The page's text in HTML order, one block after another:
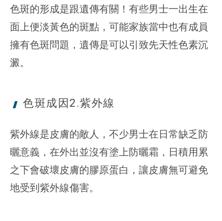
色斑的形成是跟遺傳有關！有些男士一出生在
面上便淡黃色的斑點，可能家族當中也有成員
擁有色斑問題，遺傳是可以引致先天性色素沉
澱。
色斑成因2.紫外線
紫外線是皮膚的敵人，不少男士在日常缺乏防
曬意義，在外出並沒有塗上防曬霜，日積用累
之下會破壞皮膚的膠原蛋白，讓皮膚無可避免
地受到紫外線傷害。